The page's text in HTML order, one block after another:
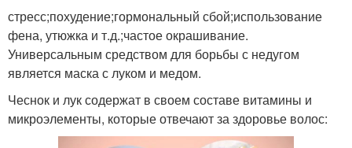
стресс;похудение;гормональный сбой;использование
фена, утюжка и т.д.;частое окрашивание.
Универсальным средством для борьбы с недугом
является маска с луком и медом.
Чеснок и лук содержат в своем составе витамины и
микроэлементы, которые отвечают за здоровье волос: